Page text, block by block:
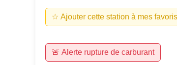
☆ Ajouter cette station à mes favoris
🚨 Alerte rupture de carburant